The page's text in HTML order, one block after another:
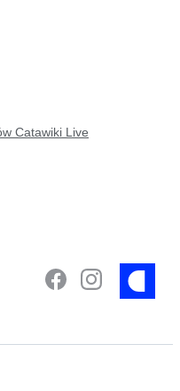
Catawiki Live